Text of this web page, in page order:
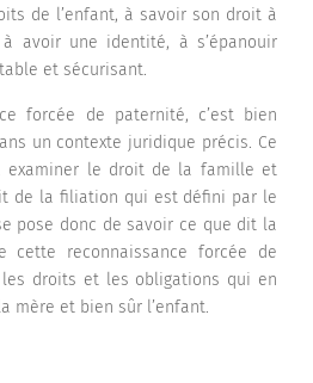
de l’enfant, à savoir son droit à
avoir une identité, à s’épanouir
et sécurisant.
forcée de paternité, c’est bien
un contexte juridique précis. Ce
examiner le droit de la famille et
de la filiation qui est défini par le
pose donc de savoir ce que dit la
cette reconnaissance forcée de
droits et les obligations qui en
mère et bien sûr l’enfant.